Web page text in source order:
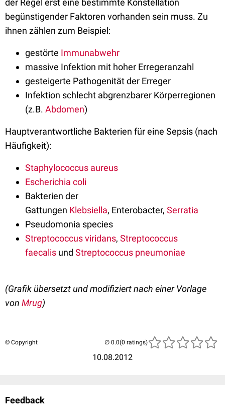
der Regel erst eine bestimmte Konstellation
begünstigender Faktoren vorhanden sein muss. Zu
ihnen zählen zum Beispiel:
gestörte Immunabwehr
massive Infektion mit hoher Erregeranzahl
gesteigerte Pathogenität der Erreger
Infektion schlecht abgrenzbarer Körperregionen
(z.B. Abdomen)
Hauptverantwortliche Bakterien für eine Sepsis (nach
Häufigkeit):
Staphylococcus aureus
Escherichia coli
Bakterien der
Gattungen Klebsiella, Enterobacter, Serratia
Pseudomonia species
Streptococcus viridans, Streptococcus
faecalis und Streptococcus pneumoniae
(Grafik übersetzt und modifiziert nach einer Vorlage
von Mrug)
© Copyright
10.08.2012
(0 ratings)
Feedback